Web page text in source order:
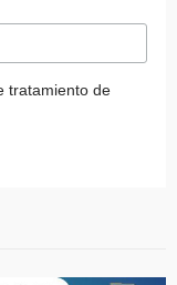
tratamiento de